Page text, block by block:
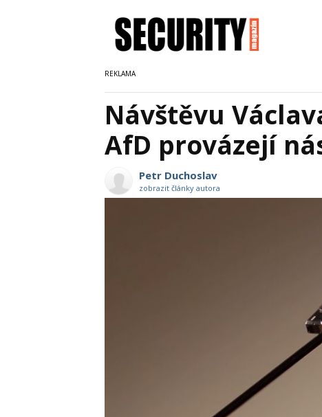
Návštěvu
AfD provázejí
Petr Duchoslav
zobrazit články autora